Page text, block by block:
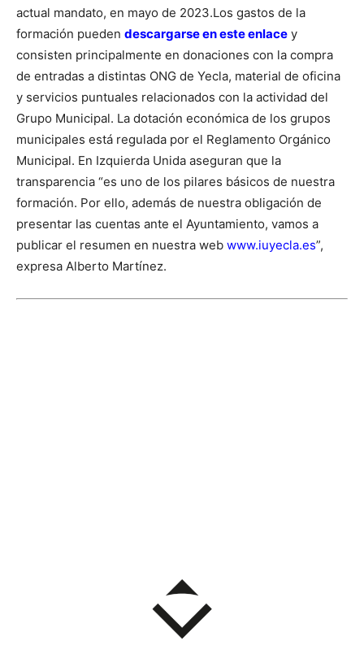
actual mandato, en mayo de 2023.Los gastos de la
formación pueden descargarse en este enlace y
consisten principalmente en donaciones con la compra
de entradas a distintas ONG de Yecla, material de oficina
y servicios puntuales relacionados con la actividad del
Grupo Municipal. La dotación económica de los grupos
municipales está regulada por el Reglamento Orgánico
Municipal. En Izquierda Unida aseguran que la
transparencia “es uno de los pilares básicos de nuestra
formación. Por ello, además de nuestra obligación de
presentar las cuentas ante el Ayuntamiento, vamos a
publicar el resumen en nuestra web www.iuyecla.es”,
expresa Alberto Martínez.